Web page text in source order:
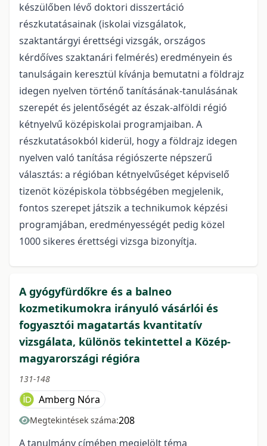
készülőben lévő doktori disszertáció
részkutatásainak (iskolai vizsgálatok,
szaktantárgyi érettségi vizsgák, országos
kérdőíves szaktanári felmérés) eredményein és
tanulságain keresztül kívánja bemutatni a földrajz
idegen nyelven történő tanításának-tanulásának
szerepét és jelentőségét az észak-alföldi régió
kétnyelvű középiskolai programjaiban. A
részkutatásokból kiderül, hogy a földrajz idegen
nyelven való tanítása régiószerte népszerű
választás: a régióban kétnyelvűséget képviselő
tizenöt középiskola többségében megjelenik,
fontos szerepet játszik a technikumok képzési
programjában, eredményességét pedig közel
1000 sikeres érettségi vizsga bizonyítja.
A gyógyfürdőkre és a balneo
kozmetikumokra irányuló vásárlói és
fogyasztói magatartás kvantitatív
vizsgálata, különös tekintettel a Közép-
magyarországi régióra
131-148
Amberg Nóra
Megtekintések száma:208
A tanulmány címében megjelölt téma